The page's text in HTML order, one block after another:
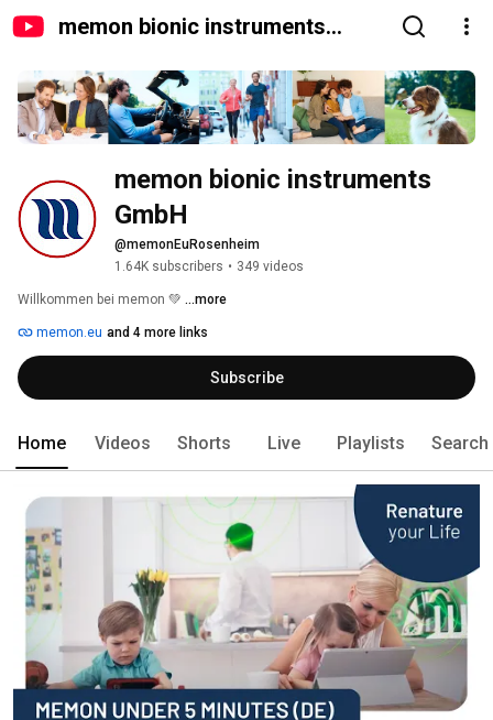
memon bionic instruments
memon bionic instruments
GmbH
@memonEuRosenheim
1.64K subscribers • 349 videos
Willkommen bei memon 💚 ...more
memon.eu and 4 more links
Subscribe
Home Videos Shorts Live Playlists Search